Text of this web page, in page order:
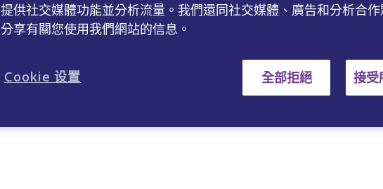
直
提供社交媒體功能並分析流量。我們還同社交媒體、廣告和分析合
分享有關您使用我們網站的信息。
全部拒絕 接受
Cookie 设置